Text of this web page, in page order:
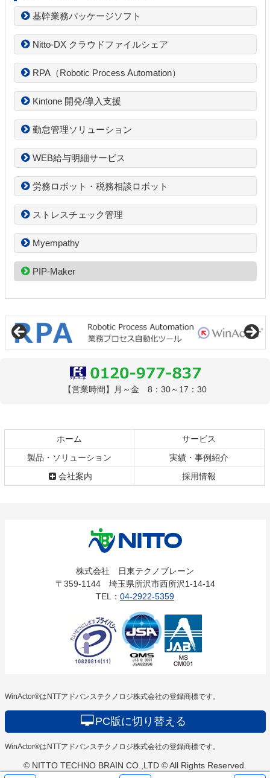
基幹業務パッケージソフト
Nitto-DX クラウドファイルシェア
RPA（Robotic Process Automation）
Kintone 開発/導入支援
勤怠管理ソリューション
WEB給与明細サービス
労務ロボット・税務相談ロボット
ストレスチェック管理
Myempathy
PIP-Maker
ン
へ
ー
0120-977-837
【営業時間】月～金 8：30～17：30
ホーム
サービス
製品・ソリューション
実績・事例紹介
会社案内
採用情報
株式会社
日東テクノ
ブレーン
株式会社 日東テクノブレーン
〒359-1144 埼玉県所沢市西所沢1-14-14
TEL： 04-2922-5359
WinActor®はNTTアドバンステクノロジ株式会社の登録商標です。
PC版に切り替える
WinActor®はNTTアドバンステクノロジ株式会社の登録商標です。
© NITTO TECHNO BRAIN CO.,LTD © All Rights Reserved.